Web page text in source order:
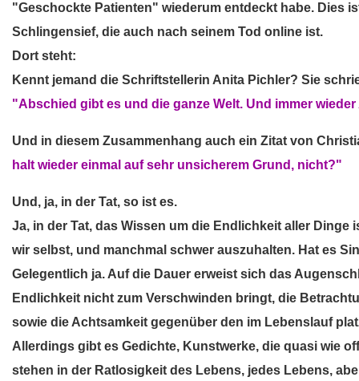
"Geschockte Patienten" wiederum entdeckt habe. Dies
Schlingensief, die auch nach seinem Tod online ist.
Dort steht:
Kennt jemand die Schriftstellerin Anita Pichler? Sie
"Abschied gibt es und die ganze Welt. Und immer
Und in diesem Zusammenhang auch ein Zitat von
halt wieder einmal auf sehr unsicherem Grund, nicht?"
Und, ja, in der Tat, so ist es.
Ja, in der Tat, das Wissen um die Endlichkeit aller Dinge
wir selbst, und manchmal schwer auszuhalten. Hat es
Gelegentlich ja. Auf die Dauer erweist sich das
Endlichkeit nicht zum Verschwinden bringt, die
sowie die Achtsamkeit gegenüber den im Lebenslauf
Allerdings gibt es Gedichte, Kunstwerke, die quasi wie
stehen in der Ratlosigkeit des Lebens, jedes Lebens,